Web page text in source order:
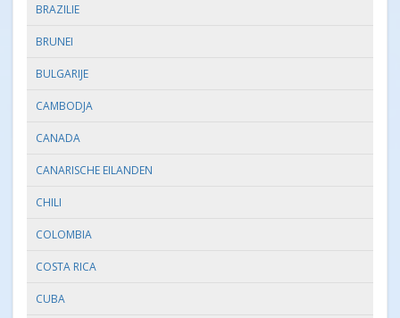
BRAZILIE
BRUNEI
BULGARIJE
CAMBODJA
CANADA
CANARISCHE EILANDEN
CHILI
COLOMBIA
COSTA RICA
CUBA